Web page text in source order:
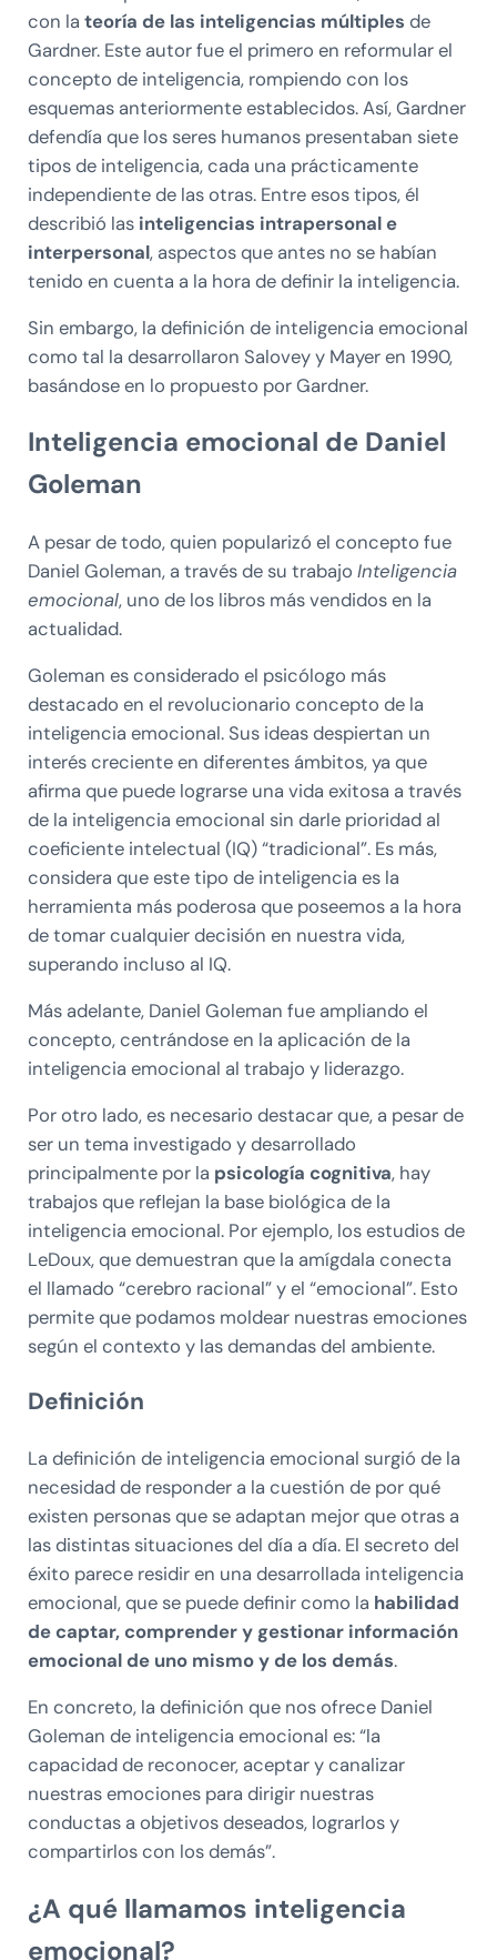
con la teoría de las inteligencias múltiples de
Gardner. Este autor fue el primero en reformular el
concepto de inteligencia, rompiendo con los
esquemas anteriormente establecidos. Así, Gardner
defendía que los seres humanos presentaban siete
tipos de inteligencia, cada una prácticamente
independiente de las otras. Entre esos tipos, él
describió las inteligencias intrapersonal e
interpersonal, aspectos que antes no se habían
tenido en cuenta a la hora de definir la inteligencia.
Sin embargo, la definición de inteligencia emocional
como tal la desarrollaron Salovey y Mayer en 1990,
basándose en lo propuesto por Gardner.
Inteligencia emocional de Daniel
Goleman
A pesar de todo, quien popularizó el concepto fue
Daniel Goleman, a través de su trabajo Inteligencia
emocional, uno de los libros más vendidos en la
actualidad.
Goleman es considerado el psicólogo más
destacado en el revolucionario concepto de la
inteligencia emocional. Sus ideas despiertan un
interés creciente en diferentes ámbitos, ya que
afirma que puede lograrse una vida exitosa a través
de la inteligencia emocional sin darle prioridad al
coeficiente intelectual (IQ) “tradicional”. Es más,
considera que este tipo de inteligencia es la
herramienta más poderosa que poseemos a la hora
de tomar cualquier decisión en nuestra vida,
superando incluso al IQ.
Más adelante, Daniel Goleman fue ampliando el
concepto, centrándose en la aplicación de la
inteligencia emocional al trabajo y liderazgo.
Por otro lado, es necesario destacar que, a pesar de
ser un tema investigado y desarrollado
principalmente por la psicología cognitiva, hay
trabajos que reflejan la base biológica de la
inteligencia emocional. Por ejemplo, los estudios de
LeDoux, que demuestran que la amígdala conecta
el llamado “cerebro racional” y el “emocional”. Esto
permite que podamos moldear nuestras emociones
según el contexto y las demandas del ambiente.
Definición
La definición de inteligencia emocional surgió de la
necesidad de responder a la cuestión de por qué
existen personas que se adaptan mejor que otras a
las distintas situaciones del día a día. El secreto del
éxito parece residir en una desarrollada inteligencia
emocional, que se puede definir como la habilidad
de captar, comprender y gestionar información
emocional de uno mismo y de los demás.
En concreto, la definición que nos ofrece Daniel
Goleman de inteligencia emocional es: “la
capacidad de reconocer, aceptar y canalizar
nuestras emociones para dirigir nuestras
conductas a objetivos deseados, lograrlos y
compartirlos con los demás”.
¿A qué llamamos inteligencia
emocional?